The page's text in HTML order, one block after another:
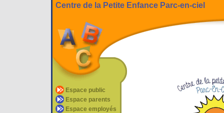
Centre de la Petite Enfance Parc-en-ciel
Espace public
Espace parents
Espace employés